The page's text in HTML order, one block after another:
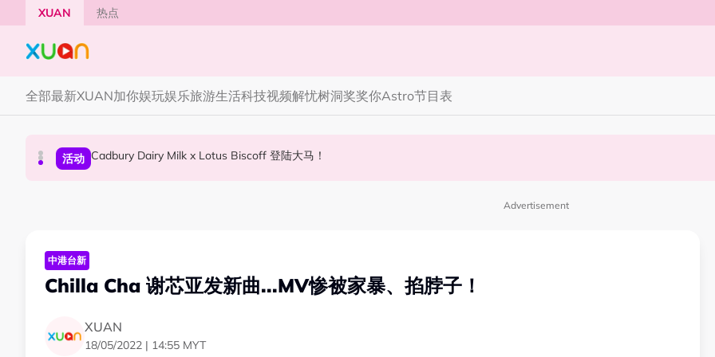
Skip to main content
XUAN 热点
全部最新XUAN加你娱玩娱乐旅游生活科技视频解忧树洞奖奖你Astro节目表
国际星闻 Tom Holland “Spiderman” 替身曝光！“替完蜘蛛人，马上又去演忍者”
活动 Cadbury Dairy Milk x Lotus Biscoff 登陆大马！
本地星闻 Henn国贤 “Aunty Henn 脱口秀专场 《笑笑笑笑丧》”！10月31日登场
Advertisement
中港台新
Chilla Cha 谢芯亚发新曲...MV惨被家暴、掐脖子！
XUAN
18/05/2022 | 14:55 MYT